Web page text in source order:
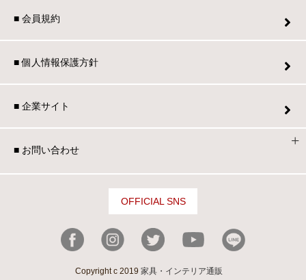
■ 会員規約
■ 個人情報保護方針
■ 企業サイト
■ お問い合わせ
OFFICIAL SNS
Copyright c 2019 家具・インテリア通販